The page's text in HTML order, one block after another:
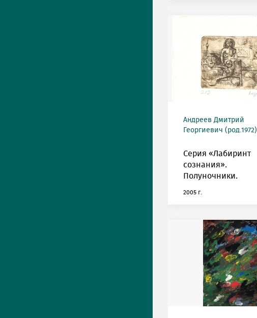
Андреев Дмитрий
Георгиевич (род.1972)
Серия «Лабиринт
сознания».
Полуночники.
2005 г.